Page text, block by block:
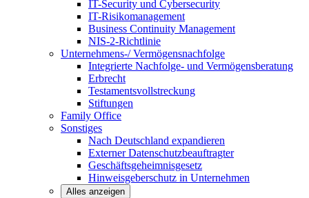
IT-Security und Cybersecurity
IT-Risikomanagement
Business Continuity Management
NIS-2-Richtlinie
Unternehmens-/Vermögensnachfolge
Integrierte Nachfolge- und Vermögensberatung
Erbrecht
Testamentsvollstreckung
Stiftungen
Family Office
Sonstiges
Nach Deutschland expandieren
Externer Datenschutzbeauftragter
Geschäftsgeheimnisgesetz
Hinweisgeberschutz in Unternehmen
Alles anzeigen